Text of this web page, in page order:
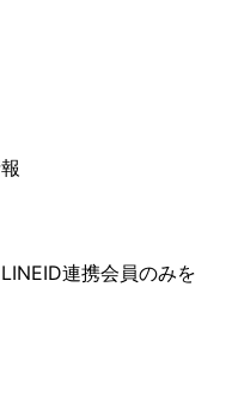
連携会員のみを